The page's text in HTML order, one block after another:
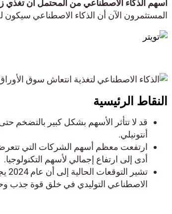
أسهم الذكاء الاصطناعي من المحتمل أن تغذي
المستثمرون الآن أن الذكاء الاصطناعي سيكون
النقاط الرئيسية
قد لا تتأثر الأسهم بشكل كبير بالتضخم حتى
أنتونيلي.
ارتفعت معظم أسهم الشركات التي تتعرض
أدى إلى ارتفاع إجمالي لأسهم التكنولوجيا.
تشير
الاصطناعي التوليدي في خلق قوة جذب